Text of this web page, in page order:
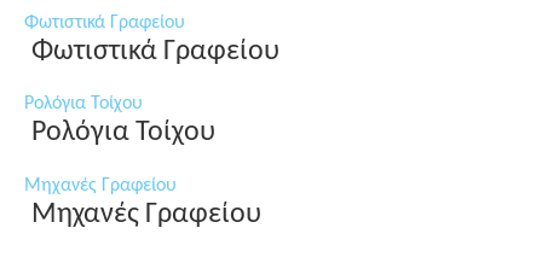
Φωτιστικά Γραφείου
Φωτιστικά Γραφείου
Ρολόγια Τοίχου
Ρολόγια Τοίχου
Μηχανές Γραφείου
Μηχανές Γραφείου